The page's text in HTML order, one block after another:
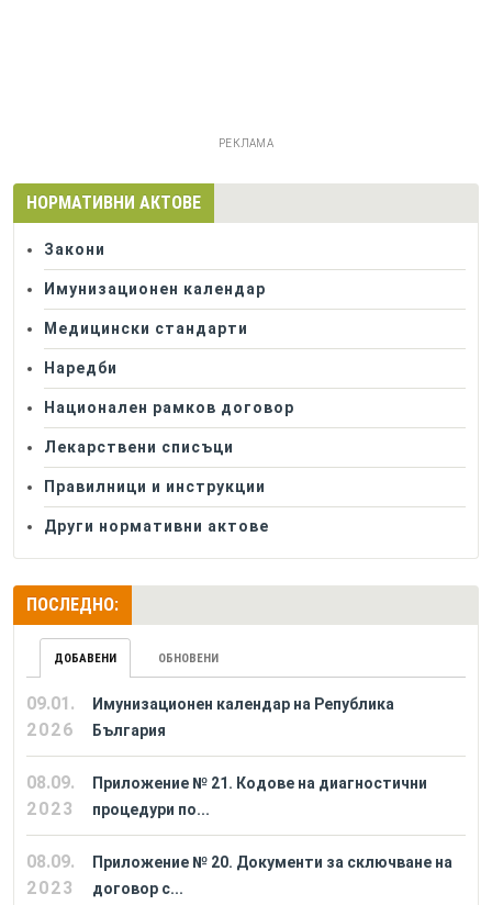
РЕКЛАМА
НОРМАТИВНИ АКТОВЕ
Закони
Имунизационен календар
Медицински стандарти
Наредби
Национален рамков договор
Лекарствени списъци
Правилници и инструкции
Други нормативни актове
ПОСЛЕДНО:
ДОБАВЕНИ ОБНОВЕНИ
09.01.
2026
Имунизационен календар на Република
България
08.09.
2023
Приложение № 21. Кодове на диагностични
процедури по...
08.09.
2023
Приложение № 20. Документи за сключване на
договор с...